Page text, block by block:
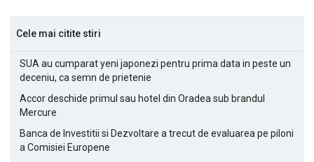
Cele mai citite stiri
SUA au cumparat yeni japonezi pentru prima data in peste un
deceniu, ca semn de prietenie
Accor deschide primul sau hotel din Oradea sub brandul
Mercure
Banca de Investitii si Dezvoltare a trecut de evaluarea pe piloni
a Comisiei Europene